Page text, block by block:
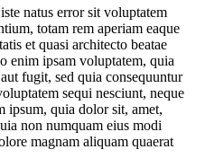
natus error sit voluptatem
totam rem aperiam eaque
et quasi architecto beatae
enim ipsam voluptatem, quia
fugit, sed quia consequuntur
sequi nesciunt, neque
ipsum, quia dolor sit, amet,
non numquam eius modi
magnam aliquam quaerat